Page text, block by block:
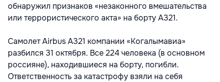
обнаружил признаков «незаконного вмешательства
или террористического акта» на борту А321.
Самолет Airbus A321 компании «Когалымавиа»
разбился 31 октября. Все 224 человека (в основном
россияне), находившиеся на борту, погибли.
Ответственность за катастрофу взяли на себя